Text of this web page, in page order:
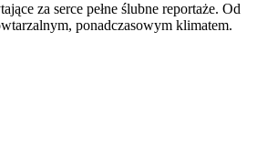
za serce pełne ślubne reportaże. Od
ponadczasowym klimatem.